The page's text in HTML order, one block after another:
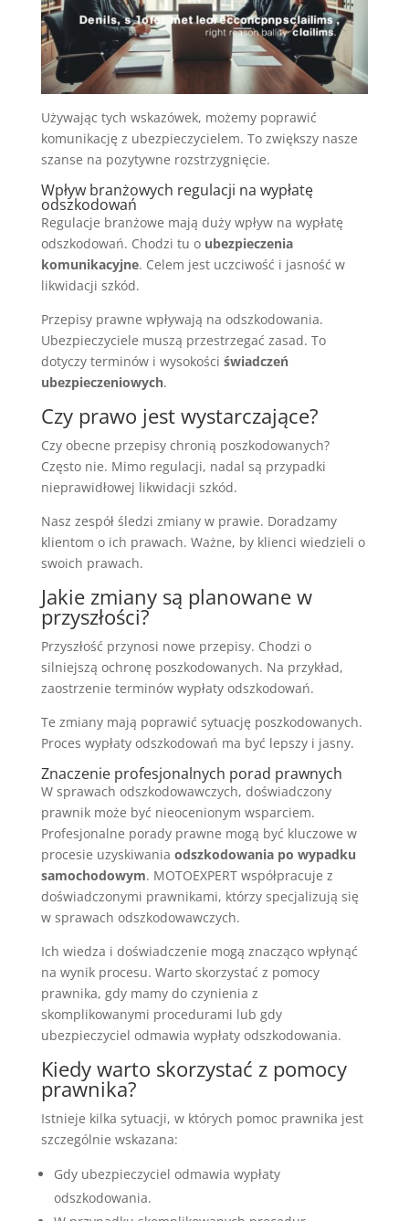
Używając tych wskazówek, możemy poprawić
komunikację z ubezpieczycielem. To zwiększy nasze
szanse na pozytywne rozstrzygnięcie.
Wpływ branżowych regulacji na wypłatę
odszkodowań
Regulacje branżowe mają duży wpływ na wypłatę
odszkodowań. Chodzi tu o ubezpieczenia
komunikacyjne. Celem jest uczciwość i jasność w
likwidacji szkód.
Przepisy prawne wpływają na odszkodowania.
Ubezpieczyciele muszą przestrzegać zasad. To
dotyczy terminów i wysokości świadczeń
ubezpieczeniowych.
Czy prawo jest wystarczające?
Czy obecne przepisy chronią poszkodowanych?
Często nie. Mimo regulacji, nadal są przypadki
nieprawidłowej likwidacji szkód.
Nasz zespół śledzi zmiany w prawie. Doradzamy
klientom o ich prawach. Ważne, by klienci wiedzieli o
swoich prawach.
Jakie zmiany są planowane w
przyszłości?
Przyszłość przynosi nowe przepisy. Chodzi o
silniejszą ochronę poszkodowanych. Na przykład,
zaostrzenie terminów wypłaty odszkodowań.
Te zmiany mają poprawić sytuację poszkodowanych.
Proces wypłaty odszkodowań ma być lepszy i jasny.
Znaczenie profesjonalnych porad prawnych
W sprawach odszkodowawczych, doświadczony
prawnik może być nieocenionym wsparciem.
Profesjonalne porady prawne mogą być kluczowe w
procesie uzyskiwania odszkodowania po wypadku
samochodowym. MOTOEXPERT współpracuje z
doświadczonymi prawnikami, którzy specjalizują się
w sprawach odszkodowawczych.
Ich wiedza i doświadczenie mogą znacząco wpłynąć
na wynik procesu. Warto skorzystać z pomocy
prawnika, gdy mamy do czynienia z
skomplikowanymi procedurami lub gdy
ubezpieczyciel odmawia wypłaty odszkodowania.
Kiedy warto skorzystać z pomocy
prawnika?
Istnieje kilka sytuacji, w których pomoc prawnika jest
szczególnie wskazana:
Gdy ubezpieczyciel odmawia wypłaty
odszkodowania.